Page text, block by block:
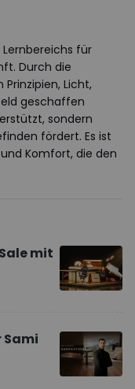
für
Durch die
Licht,
geschaffen
sondern
fördert. Es ist
Komfort, die den
mit